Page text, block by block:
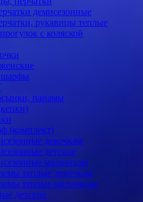
демисезонные
рукавицы теплые
с коляской
шарфы
панамы
(комплект)
девочкам
детские
мальчикам
теплые девочкам
теплые мальчикам
детские